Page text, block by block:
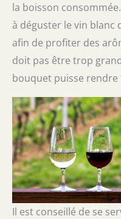
la boisson
à déguster le vin blanc
afin de profiter des
doit pas être trop
bouquet puisse
Il est conseillé de se